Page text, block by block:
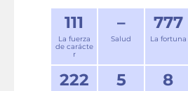
111
La fuerza
de carácte
r
–
Salud
777
La fortuna
222 5 8